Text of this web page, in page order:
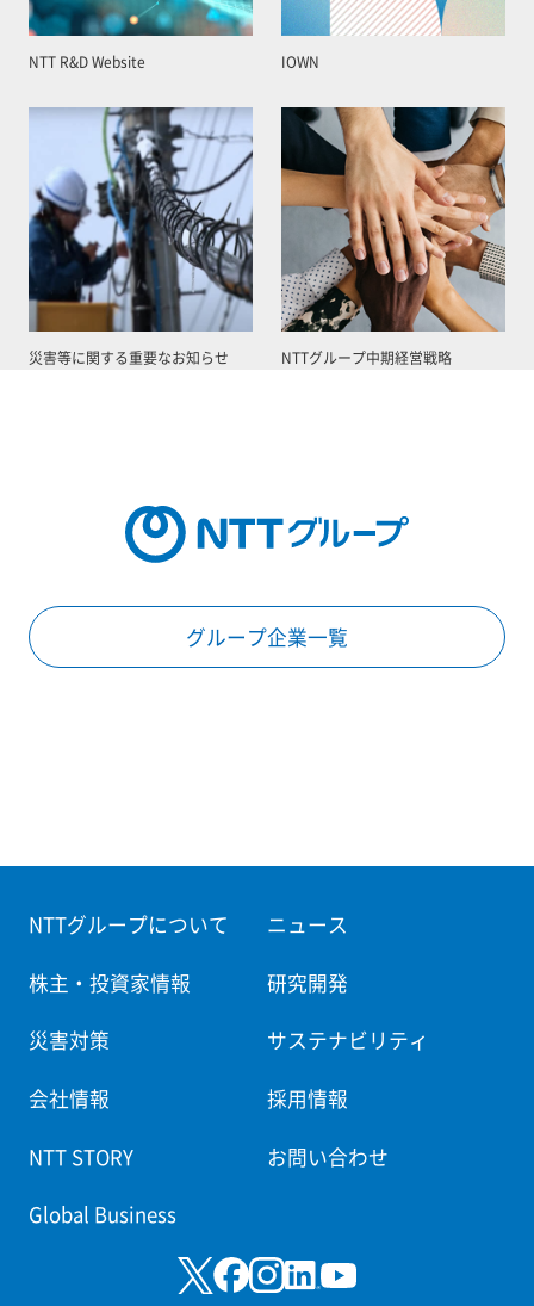
NTT R&D Website IOWN
災害等に関する重要なお知らせ NTTグループ中期経営戦略
グループ企業一覧
NTTグループについて ニュース
株主・投資家情報 研究開発
災害対策 サステナビリティ
会社情報 採用情報
NTT STORY お問い合わせ
Global Business